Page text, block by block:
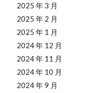
2025 年 3 月
2025 年 2 月
2025 年 1 月
2024 年 12 月
2024 年 11 月
2024 年 10 月
2024 年 9 月